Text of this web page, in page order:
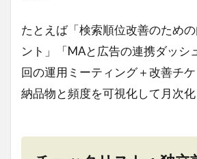
たとえば「検索順位改善のため
ント」「MAと広告の連携ダッシ
回の運用ミーティング＋改善チケ
納品物と頻度を可視化して月次化